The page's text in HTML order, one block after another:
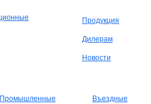
Продукция
Дилерам
Новости
Промышленные Въездные